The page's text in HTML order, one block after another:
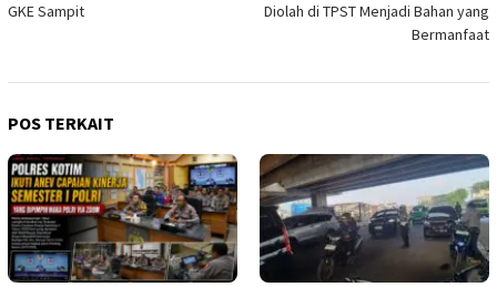
GKE Sampit
Diolah di TPST Menjadi Bahan yang
Bermanfaat
POS TERKAIT